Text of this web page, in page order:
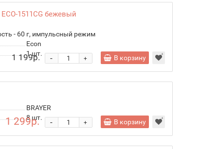
1511CG бежевый
- 60 г, импульсный режим
Econ
1шт.
1 199р. +
- В корзину
BRAYER
8шт.
1 299р. +
- В корзину